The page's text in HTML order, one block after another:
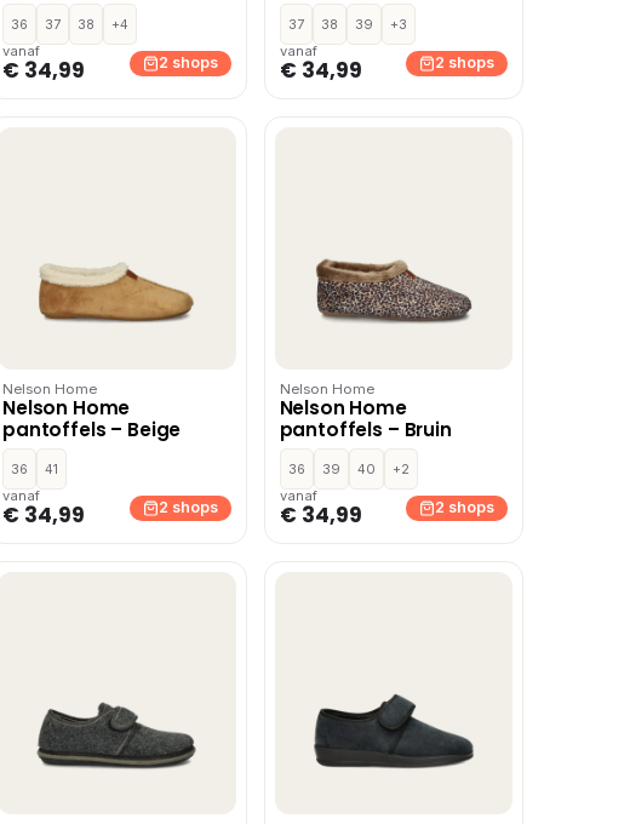
36 37 38
+4
vanaf
€ 34,99 2 shops
37 38 39
+3
vanaf
€ 34,99 2 shops
Nelson Home
Nelson Home
pantoffels – Beige
36
41
vanaf
€ 34,99 2 shops
Nelson Home
Nelson Home
pantoffels – Bruin
36 39 40
+2
vanaf
€ 34,99 2 shops